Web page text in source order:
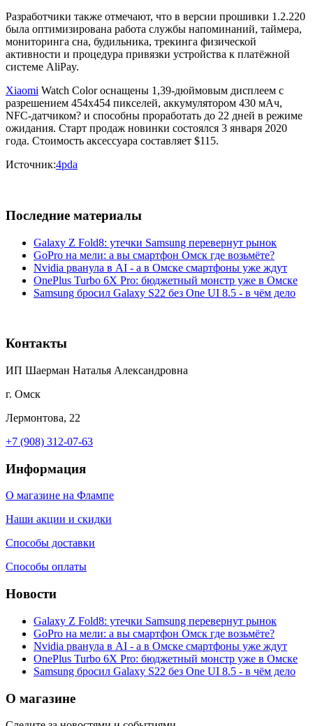
Разработчики также отмечают, что в версии прошивки 1.2.220
была оптимизирована работа службы напоминаний, таймера,
мониторинга сна, будильника, трекинга физической
активности и процедура привязки устройства к платёжной
системе AliPay.
Xiaomi Watch Color оснащены 1,39-дюймовым дисплеем с
разрешением 454х454 пикселей, аккумулятором 430 мАч,
NFC-датчиком? и способны проработать до 22 дней в режиме
ожидания. Старт продаж новинки состоялся 3 января 2020
года. Стоимость аксессуара составляет $115.
Источник:4pda
Последние материалы
Galaxy Z Fold8: утечки Samsung перевернут рынок
GoPro на мели: а вы смартфон Омск где возьмёте?
Nvidia рванула в AI - а в Омске смартфоны уже ждут
OnePlus Turbo 6X Pro: бюджетный монстр уже в Омске
Samsung бросил Galaxy S22 без One UI 8.5 - в чём дело
Контакты
ИП Шаерман Наталья Александровна
г. Омск
Лермонтова, 22
+7 (908) 312-07-63
Информация
О магазине на Флампе
Наши акции и скидки
Способы доставки
Способы оплаты
Новости
Galaxy Z Fold8: утечки Samsung перевернут рынок
GoPro на мели: а вы смартфон Омск где возьмёте?
Nvidia рванула в AI - а в Омске смартфоны уже ждут
OnePlus Turbo 6X Pro: бюджетный монстр уже в Омске
Samsung бросил Galaxy S22 без One UI 8.5 - в чём дело
О магазине